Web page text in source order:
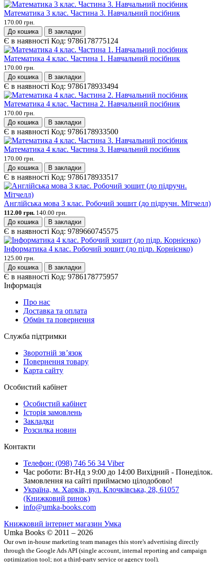
Математика 3 клас. Частина 3. Навчальний посібник
170.00 грн.
До кошика
В закладки
Є в наявності Код: 9786178775124
Математика 4 клас. Частина 1. Навчальний посібник
170.00 грн.
До кошика
В закладки
Є в наявності Код: 9786178933494
Математика 4 клас. Частина 2. Навчальний посібник
170.00 грн.
До кошика
В закладки
Є в наявності Код: 9786178933500
Математика 4 клас. Частина 3. Навчальний посібник
170.00 грн.
До кошика
В закладки
Є в наявності Код: 9786178933517
Англійська мова 3 клас. Робочий зошит (до підручн. Мітчелл)
112.00 грн. 140.00 грн.
До кошика
В закладки
Є в наявності Код: 9789660745575
Інформатика 4 клас. Робочий зошит (до підр. Корнієнко)
125.00 грн.
До кошика
В закладки
Є в наявності Код: 9786178775957
Інформація
Про нас
Доставка та оплата
Обмін та повернення
Служба підтримки
Зворотній зв’язок
Повернення товару
Карта сайту
Особистий кабінет
Особистий кабінет
Історія замовлень
Закладки
Розсилка новин
Контакти
Телефон: (098) 746 56 34 Viber
Час роботи: Вт-Нд з 9:00 до 14:00 Вихідний - Понеділок.
Замовлення на сайті приймаємо цілодобово!
Україна, м. Харків, вул. Клочківська, 28, 61057
(Книжковий ринок)
info@umka-books.com
Книжковий інтернет магазин Умка
Umka Books © 2011 – 2026
Our own in-house marketing team manages this store's advertising directly
through the Google Ads API (single account, internal reporting and campaign
optimization tool; not a third-party service or agency tool).